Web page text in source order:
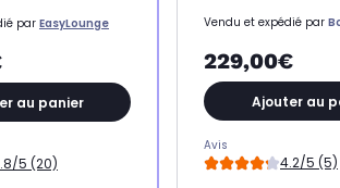
par EasyLounge
au panier
5 (20)
Vendu et expédié par
229,00€
Ajouter au
Avis
4.2/5 (5)